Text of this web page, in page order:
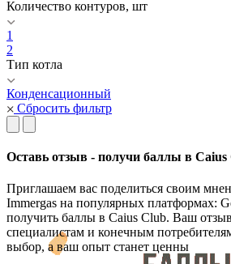
Количество контуров, шт
1
2
Тип котла
Конденсационный
Сбросить фильтр
Оставь отзыв - получи баллы в Caius
Приглашаем вас поделиться своим
Immergas на популярных платформах:
получить баллы в Caius Club. Ваш
специалистам и конечным
выбор, а ваш опыт станет ценны